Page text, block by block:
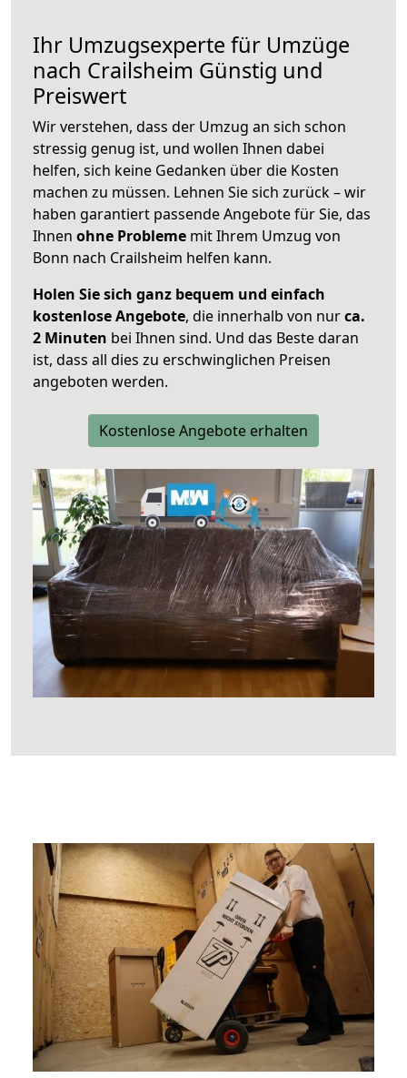
Ihr Umzugsexperte für Umzüge
nach Crailsheim Günstig und
Preiswert
Wir verstehen, dass der Umzug an sich schon
stressig genug ist, und wollen Ihnen dabei
helfen, sich keine Gedanken über die Kosten
machen zu müssen. Lehnen Sie sich zurück – wir
haben garantiert passende Angebote für Sie, das
Ihnen ohne Probleme mit Ihrem Umzug von
Bonn nach Crailsheim helfen kann.
Holen Sie sich ganz bequem und einfach
kostenlose Angebote, die innerhalb von nurca.
2 Minuten bei Ihnen sind. Und das Beste daran
ist, dass all dies zu erschwinglichen Preisen
angeboten werden.
Kostenlose Angebote erhalten